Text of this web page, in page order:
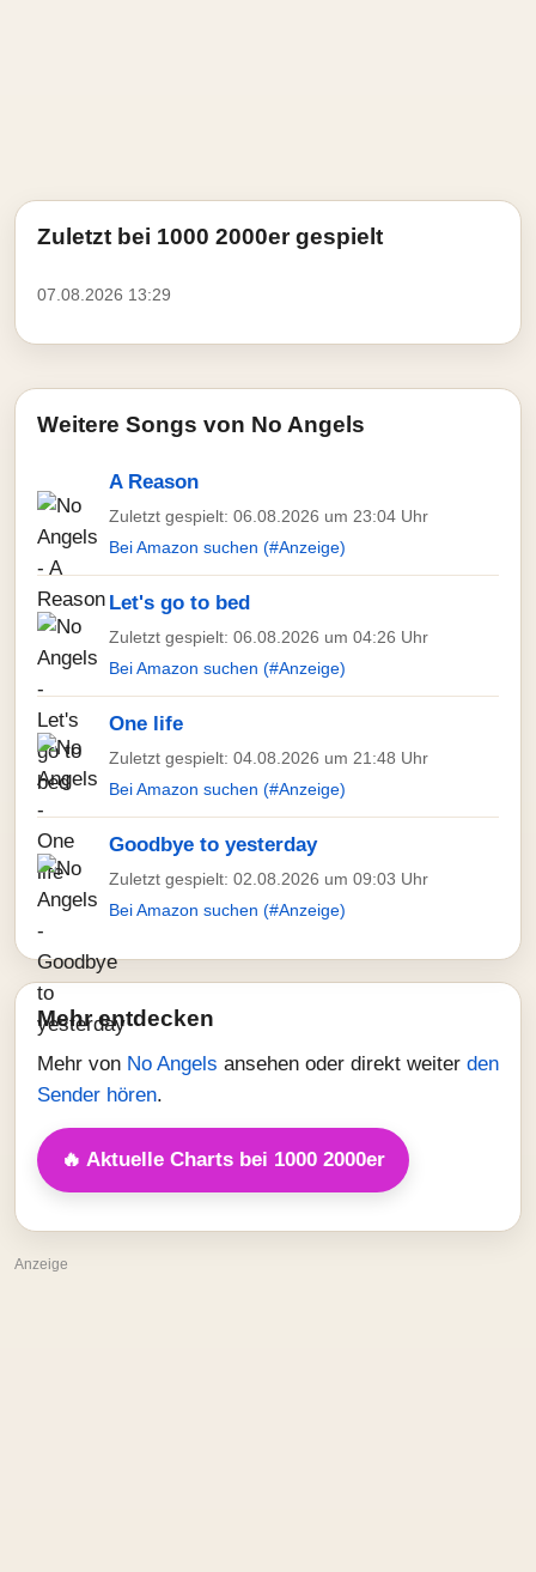
Zuletzt bei 1000 2000er gespielt
07.08.2026 13:29
Weitere Songs von No Angels
A Reason
Zuletzt gespielt: 06.08.2026 um 23:04 Uhr
Bei Amazon suchen (#Anzeige)
Let's go to bed
Zuletzt gespielt: 06.08.2026 um 04:26 Uhr
Bei Amazon suchen (#Anzeige)
One life
Zuletzt gespielt: 04.08.2026 um 21:48 Uhr
Bei Amazon suchen (#Anzeige)
Goodbye to yesterday
Zuletzt gespielt: 02.08.2026 um 09:03 Uhr
Bei Amazon suchen (#Anzeige)
Mehr entdecken
Mehr von No Angels ansehen oder direkt weiter den
Sender hören.
🔥 Aktuelle Charts bei 1000 2000er
Anzeige